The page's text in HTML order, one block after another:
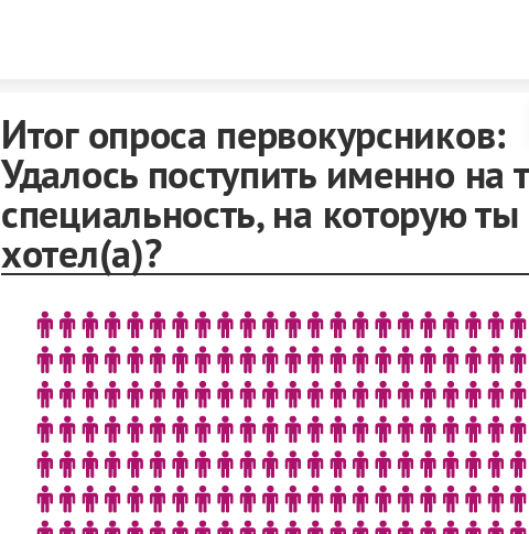
Итог опроса первокурсников:
Удалось поступить именно на
специальность, на которую ты
хотел(а)?